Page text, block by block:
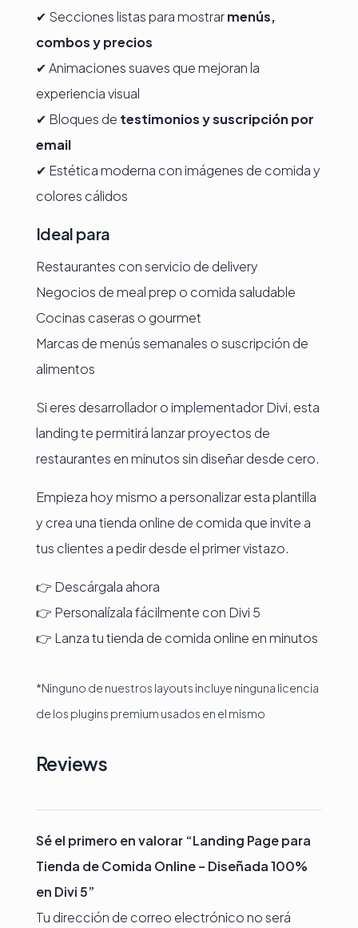
✔ Secciones listas para mostrarmenús,
combos y precios
✔ Animaciones suaves que mejoran la
experiencia visual
✔ Bloques de testimonios y suscripción por
email
✔ Estética moderna con imágenes de comida y
colores cálidos
Ideal para
Restaurantes con servicio de delivery
Negocios de meal prep o comida saludable
Cocinas caseras o gourmet
Marcas de menús semanales o suscripción de
alimentos
Si eres desarrollador o implementador Divi, esta
landing te permitirá lanzar proyectos de
restaurantes en minutos sin diseñar desde cero.
Empieza hoy mismo a personalizar esta plantilla
y crea una tienda online de comida que invite a
tus clientes a pedir desde el primer vistazo.
👉 Descárgala ahora
👉 Personalízala fácilmente con Divi 5
👉 Lanza tu tienda de comida online en minutos
*Ninguno de nuestros layouts incluye ninguna licencia
de los plugins premium usados en el mismo
Reviews
Sé el primero en valorar “Landing Page para
Tienda de Comida Online – Diseñada 100%
en Divi 5”
Tu dirección de correo electrónico no será